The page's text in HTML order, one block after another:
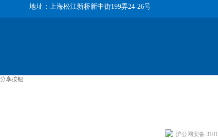
地址：上海松江新桥新中街199弄24-26号
分享按钮
沪公网安备